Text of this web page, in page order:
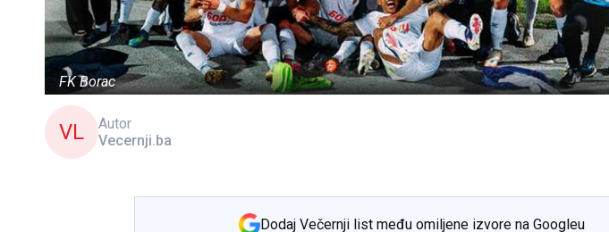
FK Borac
VL
Autor
Vecernji.ba
Dodaj Večernji list među omiljene izvore na Googleu